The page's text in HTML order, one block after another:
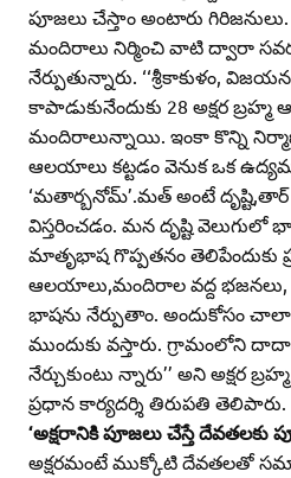
పూజలు చేస్తాం అంటారు
మందిరాలు నిర్మించి వాటి ద్వారా
నేర్పుతున్నారు. ‘‘శ్రీకాకుళం,
కాపాడుకునేందుకు 28 అక్షర
మందిరాలున్నాయి. ఇంకా కొన్ని
ఆలయాలు కట్టడం వెనుక ఒక
‘మతార్బనోమ్‌’.మత్‌ అంటే
విస్తరించడం. మన దృష్టి వెలుగులో
మాతృభాష గొప్పతనం తెలిపేందుకు
ఆలయాలు,మందిరాల వద్ద భజనలు,
భాషను నేర్పుతాం. అందుకోసం
ముందుకు వస్తారు. గ్రామంలోని
నేర్చుకుంటు న్నారు’’ అని అక్షర
ప్రధాన కార్యదర్శి తిరుపతి తెలిపారు.
‘అక్షరానికి పూజలు చేస్తే దేవతలకు
అక్షరమంటే ముక్కోటి దేవతలతో